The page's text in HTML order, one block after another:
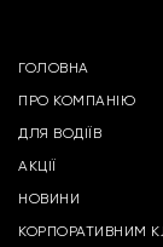
ГОЛОВНА
ПРО КОМПАНІЮ
ДЛЯ ВОДІЇВ
АКЦІЇ
НОВИНИ
КОРПОРАТИВНИМ